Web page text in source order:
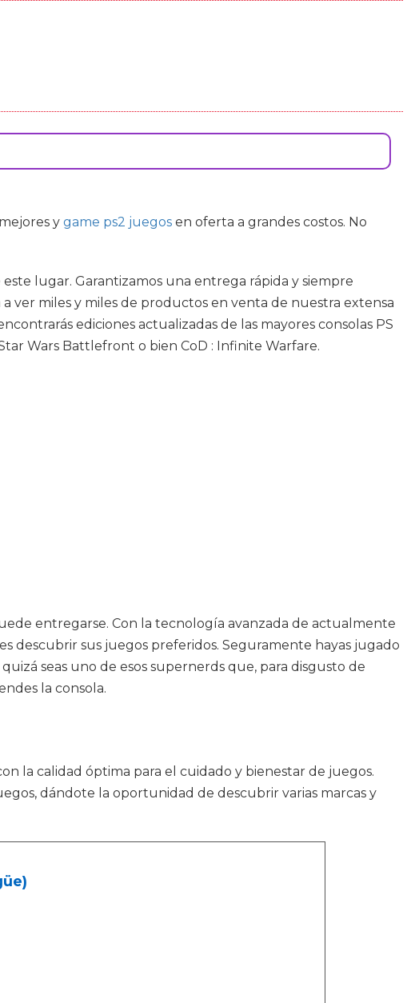
y game ps2 juegos en oferta a grandes costos. No
lugar. Garantizamos una entrega rápida y siempre
ver miles y miles de productos en venta de nuestra extensa
ediciones actualizadas de las mayores consolas PS
Wars Battlefront o bien CoD : Infinite Warfare.
entregarse. Con la tecnología avanzada de actualmente
descubrir sus juegos preferidos. Seguramente hayas jugado
seas uno de esos supernerds que, para disgusto de
la consola.
la calidad óptima para el cuidado y bienestar de juegos.
dándote la oportunidad de descubrir varias marcas y